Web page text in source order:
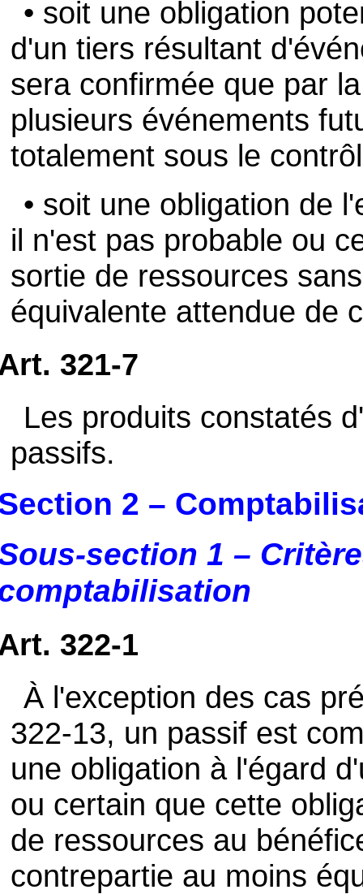
• soit une obligation
d'un tiers résultant
sera confirmée que par
plusieurs événements
totalement sous le
• soit une obligation de
il n'est pas probable ou
sortie de ressources
équivalente attendue de
321-7
Les produits constatés
passifs.
2 –
section 1 –
322-1
À l'exception des cas
322-13, un passif est
une obligation à l'égard
ou certain que cette
de ressources au
contrepartie au moins